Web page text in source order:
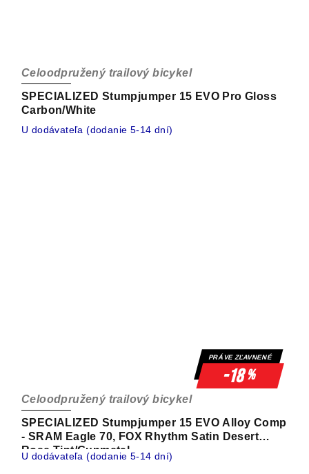
SPECIALIZED Stumpjumper 15 EVO Pro Gloss
Carbon/White
Celoodpružený trailový bicykel
U dodávateľa (dodanie 5-14 dní)
PRÁVE ZĽAVNENÉ
-18%
SPECIALIZED Stumpjumper 15 EVO Alloy Comp
- SRAM Eagle 70, FOX Rhythm Satin Desert
Rose Tint/Gunmetal
Celoodpružený trailový bicykel
U dodávateľa (dodanie 5-14 dní)